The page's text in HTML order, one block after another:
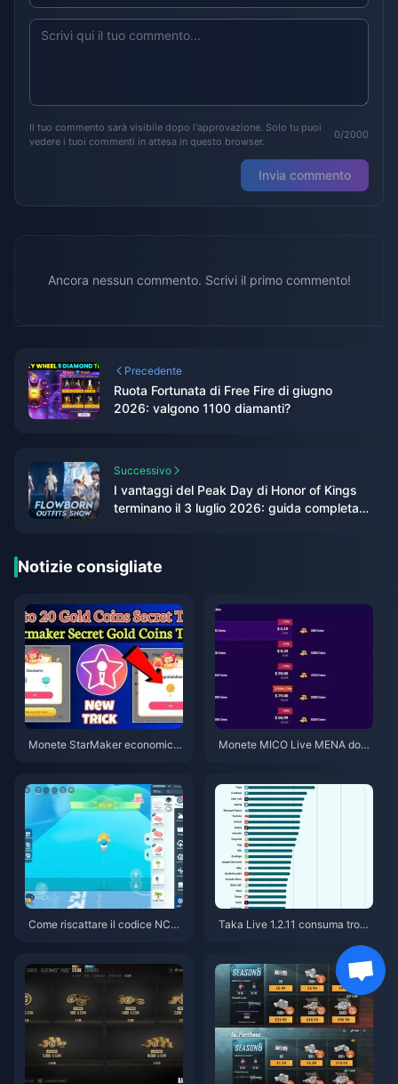
Il tuo commento sarà visibile dopo l'approvazione. Solo tu puoi
vedere i tuoi commenti in attesa in questo browser.
0/2000
Invia commento
Ancora nessun commento. Scrivi il primo commento!
Precedente
Ruota Fortunata di Free Fire di giugno
2026: valgono 1100 diamanti?
Successivo
I vantaggi del Peak Day di Honor of Kings
terminano il 3 luglio 2026: guida completa
Notizie consigliate
Monete StarMaker economich
Monete MICO Live MENA dopo
Come riscattare il codice NCR
Taka Live 1.2.11 consuma tropp
o di luglio 2026? Cause e soluz
ioni